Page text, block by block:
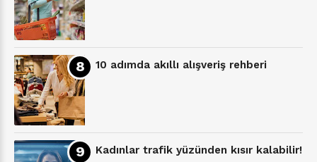
10 adımda akıllı alışveriş rehberi
Kadınlar trafik yüzünden kısır kalabilir!